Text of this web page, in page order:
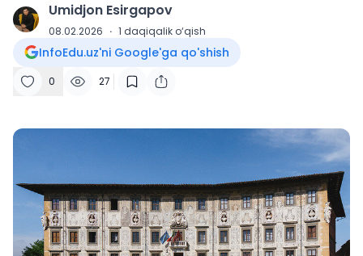
U Umidjon Esirgapov
08.02.2026 · 1 daqiqalik o‘qish
InfoEdu.uz'ni Google'ga qo'shish
0 27